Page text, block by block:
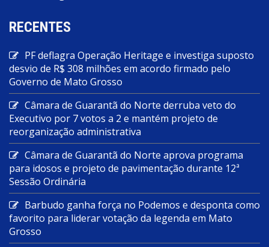
RECENTES
PF deflagra Operação Heritage e investiga suposto
desvio de R$ 308 milhões em acordo firmado pelo
Governo de Mato Grosso
Câmara de Guarantã do Norte derruba veto do
Executivo por 7 votos a 2 e mantém projeto de
reorganização administrativa
Câmara de Guarantã do Norte aprova programa
para idosos e projeto de pavimentação durante 12ª
Sessão Ordinária
Barbudo ganha força no Podemos e desponta como
favorito para liderar votação da legenda em Mato
Grosso